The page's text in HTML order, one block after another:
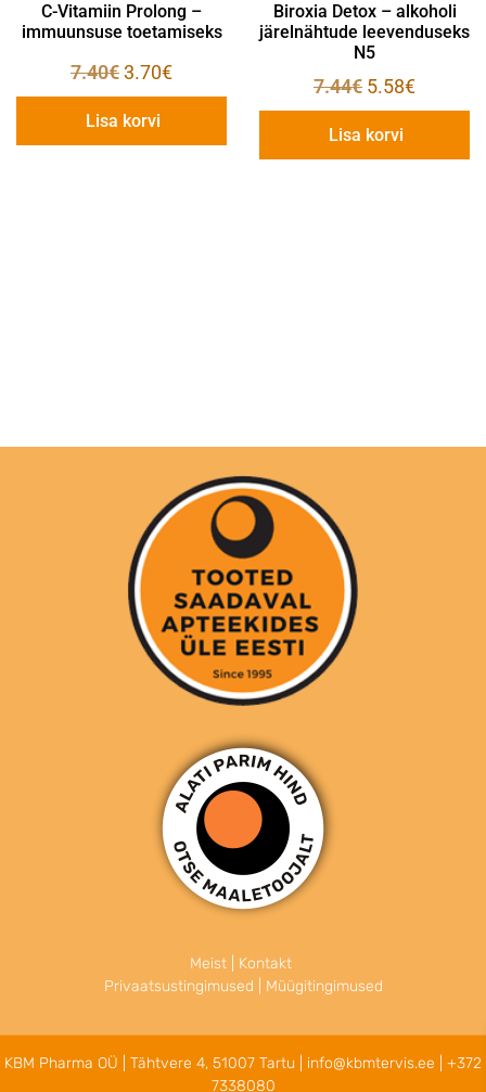
C-Vitamiin Prolong –
immuunsuse toetamiseks
7.40€3.70€
Lisa korvi
Biroxia Detox – alkoholi
järelnähtude leevenduseks
N5
7.44€ 5.58€
Lisa korvi
Meist
Kontakt
Privaatsustingimused
Müügitingimused
KBM Pharma OÜ | Tähtvere 4, 51007 Tartu | info@kbmtervis.ee
+372
7338080